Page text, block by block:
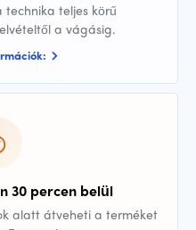
teljes körű
a vágásig.
30 percen belül
alatt átveheti a terméket